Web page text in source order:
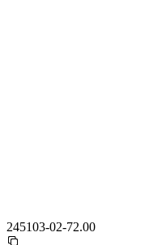
245103-02-72.00